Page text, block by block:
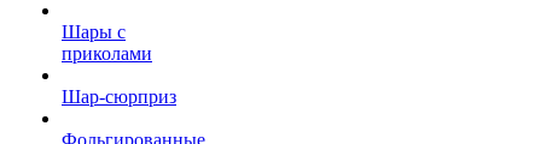
Шары с
приколами
Шар-сюрприз
Фольгированные